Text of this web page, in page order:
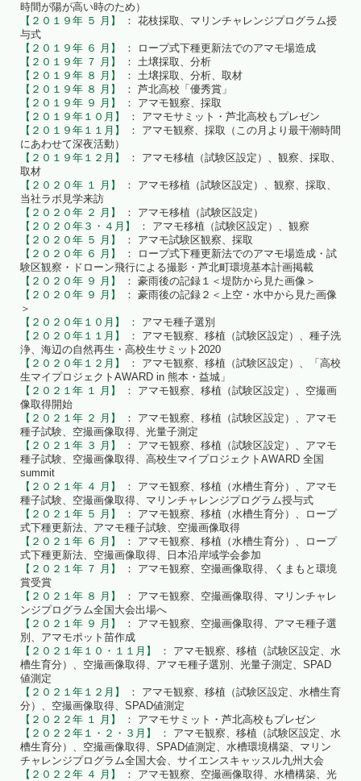
時間が陽が高い時のため）
【２０１９年 ５ 月】
： 花枝採取、マリンチャレンジプログラム授
与式
【２０１９年 ６ 月】
： ロープ式下種更新法でのアマモ場造成
【２０１９年 ７ 月】
： 土壌採取、分析
【２０１９年 ８ 月】
： 土壌採取、分析、取材
【２０１９年 ８ 月】
： 芦北高校「優秀賞」
【２０１９年 ９ 月】
： アマモ観察、採取
【２０１９年１０月】
： アマモサミット・芦北高校もプレゼン
【２０１９年１１月】
： アマモ観察、採取（この月より最干潮時間
にあわせて深夜活動）
【２０１９年１２月】
： アマモ移植（試験区設定）、観察、採取、
取材
【２０２０年 １ 月】
： アマモ移植（試験区設定）、観察、採取、
当社ラボ見学来訪
【２０２０年 ２ 月】
： アマモ移植（試験区設定）
【２０２０年３・４月】
： アマモ移植（試験区設定）、観察
【２０２０年 ５ 月】
： アマモ試験区観察、採取
【２０２０年 ６ 月】
： ロープ式下種更新法でのアマモ場造成・試
験区観察・ドローン飛行による撮影・芦北町環境基本計画掲載
【２０２０年 ９ 月】
： 豪雨後の記録１＜堤防から見た画像＞
【２０２０年 ９ 月】
： 豪雨後の記録２＜上空・水中から見た画像
＞
【２０２０年１０月】
： アマモ種子選別
【２０２０年１１月】
： アマモ観察、移植（試験区設定）、種子洗
浄、海辺の自然再生・高校生サミット2020
【２０２０年１２月】
： アマモ観察、移植（試験区設定）、「高校
生マイプロジェクトAWARD in 熊本・益城」
【２０２１年 １ 月】
： アマモ観察、移植（試験区設定）、空撮画
像取得開始
【２０２１年 ２ 月】
： アマモ観察、移植（試験区設定）、アマモ
種子試験、空撮画像取得、光量子測定
【２０２１年 ３ 月】
： アマモ観察、移植（試験区設定）、アマモ
種子試験、空撮画像取得、高校生マイプロジェクトAWARD 全国
summit
【２０２１年 ４ 月】
： アマモ観察、移植（水槽生育分）、アマモ
種子試験、空撮画像取得、マリンチャレンジプログラム授与式
【２０２１年 ５ 月】
： アマモ観察、移植（水槽生育分）、ロープ
式下種更新法、アマモ種子試験、空撮画像取得
【２０２１年 ６ 月】
： アマモ観察、移植（水槽生育分）、ロープ
式下種更新法、空撮画像取得、日本沿岸域学会参加
【２０２１年 ７ 月】
： アマモ観察、空撮画像取得、くまもと環境
賞受賞
【２０２１年 ８ 月】
： アマモ観察、空撮画像取得、マリンチャレ
ンジプログラム全国大会出場へ
【２０２１年 ９ 月】
： アマモ観察、空撮画像取得、アマモ種子選
別、アマモポット苗作成
【２０２１年１０・１１月】
： アマモ観察、移植（試験区設定、水
槽生育分）、空撮画像取得、アマモ種子選別、光量子測定、SPAD
値測定
【２０２１年１２月】
： アマモ観察、移植（試験区設定、水槽生育
分）、空撮画像取得、SPAD値測定
【２０２２年 １ 月】
： アマモサミット・芦北高校もプレゼン
【２０２２年１・２・３月】
： アマモ観察、移植（試験区設定、水
槽生育分）、空撮画像取得、SPAD値測定、水槽環境構築、マリン
チャレンジプログラム全国大会、サイエンスキャッスル九州大会
【２０２２年 ４ 月】
： アマモ観察、空撮画像取得、水槽構築、光